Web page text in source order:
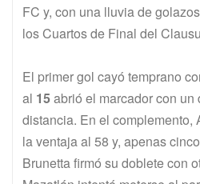
FC y, con una lluvia de
los Cuartos de Final del
El primer gol cayó temprano
al 15abrió el marcador con un
distancia. En el complemento,
la ventaja al 58 y, apenas
Brunetta firmó su doblete con